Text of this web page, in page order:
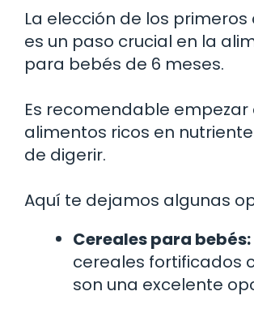
La elección de los
es un paso crucial en la
para bebés de 6 meses.
Es recomendable empezar
alimentos ricos en
de digerir.
Aquí te dejamos algunas
Cereales para bebés:
cereales fortificados
son una excelente